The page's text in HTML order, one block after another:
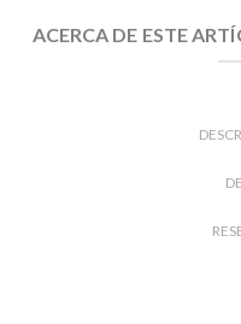
ACERCA DE ESTE